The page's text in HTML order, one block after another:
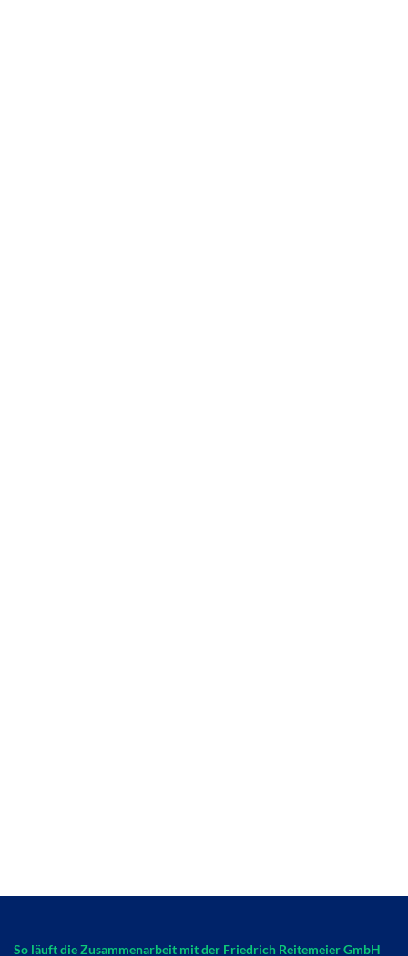
So läuft die Zusammenarbeit mit der Friedrich Reitemeier GmbH